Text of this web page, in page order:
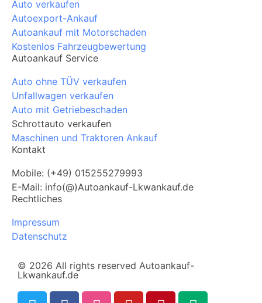
Auto verkaufen
Autoexport-Ankauf
Autoankauf mit Motorschaden
Kostenlos Fahrzeugbewertung
Autoankauf Service
Auto ohne TÜV verkaufen
Unfallwagen verkaufen
Auto mit Getriebeschaden
Schrottauto verkaufen
Maschinen und Traktoren Ankauf
Kontakt
Mobile: (+49) 015255279993
E-Mail: info(@)Autoankauf-Lkwankauf.de
Rechtliches
Impressum
Datenschutz
© 2026 All rights reserved Autoankauf-
Lkwankauf.de